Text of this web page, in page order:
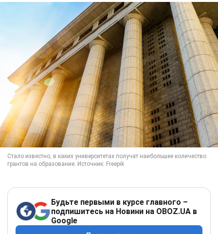
Будьте первыми в курсе главного –
подпишитесь на Новини на OBOZ.UA в
Google